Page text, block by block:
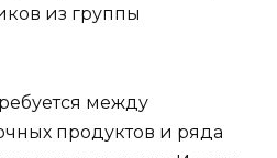
из группы
между
продуктов и ряда